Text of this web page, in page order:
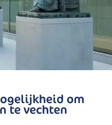
om
te vechten